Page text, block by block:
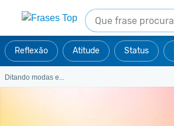
Reflexão Atitude Status
Ditando modas e...